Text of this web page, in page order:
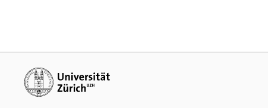
Weiterführende Links